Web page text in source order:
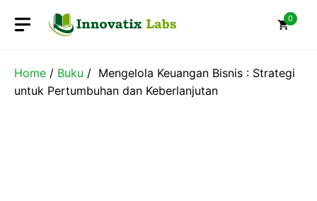
0
Home / Buku / Mengelola Keuangan Bisnis : Strategi
untuk Pertumbuhan dan Keberlanjutan